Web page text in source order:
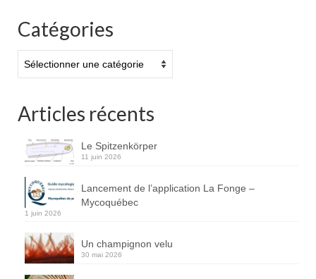
Catégories
Articles récents
Le Spitzenkörper
11 juin 2026
Lancement de l’application La Fonge –
Mycoquébec
1 juin 2026
Un champignon velu
30 mai 2026